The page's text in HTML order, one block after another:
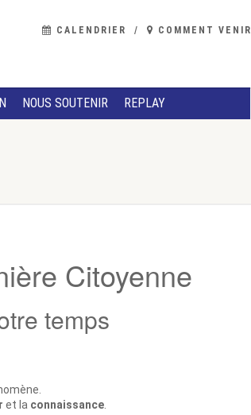
CALENDRIER COMMENT VENIR
NOUS SOUTENIR REPLAY
Citoyenne
temps
et la connaissance